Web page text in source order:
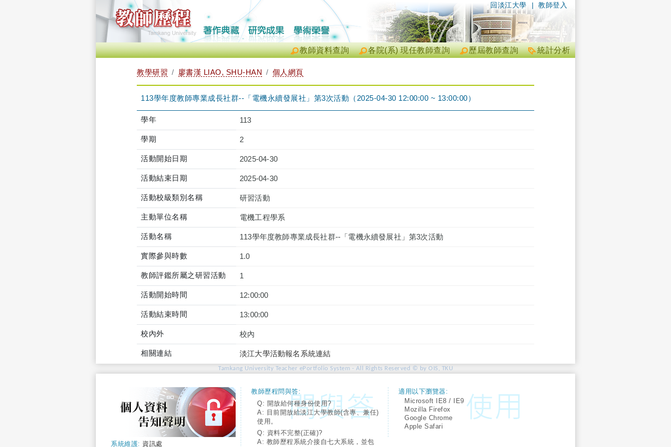
| 教師登入
回淡江大學
統計分析
歷屆教師查詢
各院(系) 現任教師查詢
教師資料查詢
教學研習 廖書漢 LIAO, SHU-HAN 個人網頁
113學年度教師專業成長社群--「電機永續發展社」第3次活動（2025-04-30 12:00:00 ~ 13:00:00）
學年 113
學期 2
活動開始日期 2025-04-30
活動結束日期 2025-04-30
活動校級類別名稱 研習活動
主動單位名稱 電機工程學系
活動名稱 113學年度教師專業成長社群--「電機永續發展社」第3次活動
實際參與時數 1.0
教師評鑑所屬之研習活動 1
活動開始時間 12:00:00
活動結束時間 13:00:00
校內外 校內
相關連結 淡江大學活動報名系統連結
Tamkang University Teacher ePortfolio System - All Rights Reserved © by OIS, TKU
系統維護: 資訊處
教師歷程問與答:
Q: 開放給何種身份使用?
A: 目前開放給淡江大學教師(含專、兼任)
使用。
Q: 資料不完整(正確)?
A: 教師歷程系統介接自七大系統，並包
適用以下瀏覽器:
Microsoft IE8 / IE9
Mozilla Firefox
Google Chrome
Apple Safari